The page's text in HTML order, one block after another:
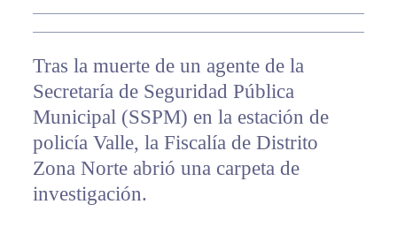
Tras la muerte de un agente de la
Secretaría de Seguridad Pública
Municipal (SSPM) en la estación de
policía Valle, la Fiscalía de Distrito
Zona Norte abrió una carpeta de
investigación.